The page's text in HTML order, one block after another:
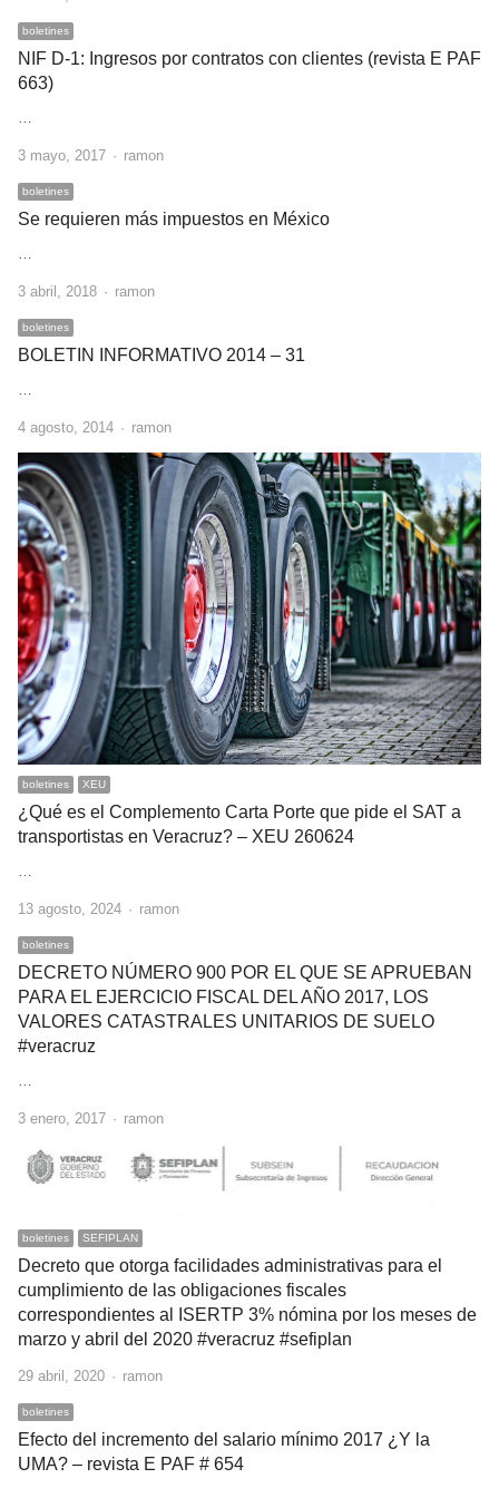
boletines
NIF D-1: Ingresos por contratos con clientes (revista E PAF
663)
3 mayo, 2017 Author
ramon
boletines
Se requieren más impuestos en México
3 abril, 2018 Author
ramon
boletines
BOLETIN INFORMATIVO 2014 – 31
4 agosto, 2014 Author
ramon
boletines XEU
¿Qué es el Complemento Carta Porte que pide el SAT a
transportistas en Veracruz? – XEU 260624
…
13 agosto, 2024 Author
ramon
boletines
DECRETO NÚMERO 900 POR EL QUE SE APRUEBAN
PARA EL EJERCICIO FISCAL DEL AÑO 2017, LOS
VALORES CATASTRALES UNITARIOS DE SUELO
#veracruz
…
3 enero, 2017 Author
ramon
boletines SEFIPLAN
Decreto que otorga facilidades administrativas para el
cumplimiento de las obligaciones fiscales
correspondientes al ISERTP 3% nómina por los meses de
marzo y abril del 2020 #veracruz #sefiplan
29 abril, 2020 Author
ramon
boletines
Efecto del incremento del salario mínimo 2017 ¿Y la
UMA? – revista E PAF # 654